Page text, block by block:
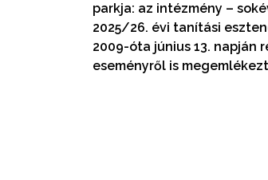
parkja: az intézmény –
2025/26. évi tanítási
2009-óta június 13.
eseményről is